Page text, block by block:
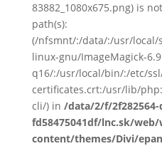
83882_1080x675.png) is
path(s):
(/nfsmnt/:/data/:/usr/
linux-gnu/ImageMagick-
q16/:/usr/local/bin/:/etc/
certificates.crt:/usr/lib/
cli/) in /data/2/f/2f282564-
fd58475041df/lnc.sk/web/
content/themes/Divi/